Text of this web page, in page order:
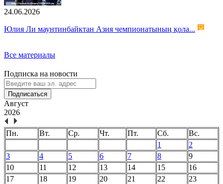
24.06.2026
Юлия Ли маунтинбайктан Азия чемпионатының қола...
Все материалы
Подписка на новости
Подписаться
Август
2026
Пн. Вт. Ср. Чт. Пт. Сб.
Вс.
1
2
3
4 5 6 7 8
9
10
11 12 13 14 15
16
17
18 19 20 21 22
23